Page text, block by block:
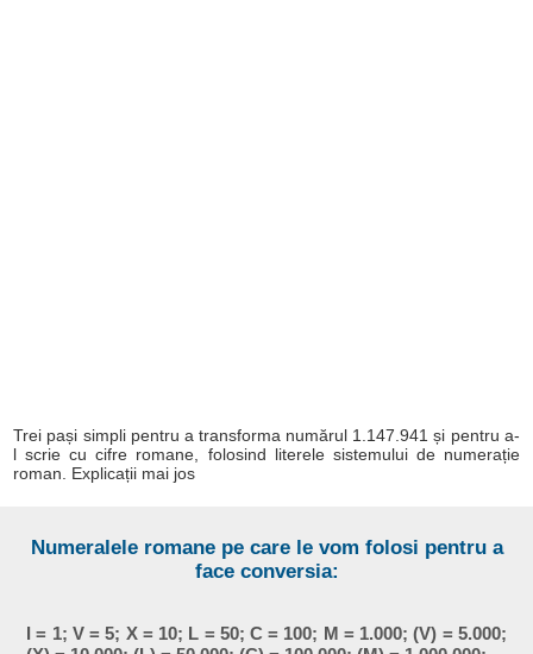
Trei pași simpli pentru a transforma numărul 1.147.941 și pentru a-
l scrie cu cifre romane, folosind literele sistemului de numerație
roman. Explicații mai jos
Numeralele romane pe care le vom folosi pentru a
face conversia:
I = 1; V = 5; X = 10; L = 50; C = 100; M = 1.000; (V) = 5.000;